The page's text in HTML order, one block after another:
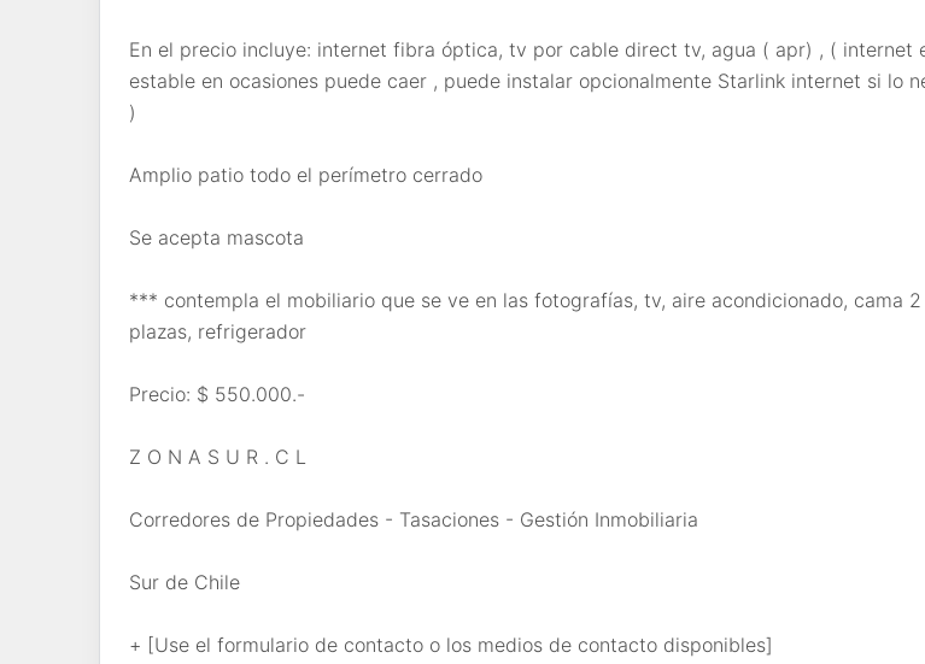
En el precio incluye: internet fibra óptica, tv por cable direct tv, agua ( apr) , ( internet
estable en ocasiones puede caer , puede instalar opcionalmente Starlink internet si lo
)
Amplio patio todo el perímetro cerrado
Se acepta mascota
*** contempla el mobiliario que se ve en las fotografías, tv, aire acondicionado, cama 2
plazas, refrigerador
Precio: $ 550.000.-
Z O N A S U R . C L
Corredores de Propiedades - Tasaciones - Gestión Inmobiliaria
Sur de Chile
+ [Use el formulario de contacto o los medios de contacto disponibles]